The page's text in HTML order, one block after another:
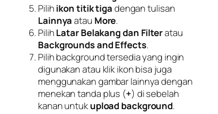
Pilihikon titik tigadengan tulisan
Lainnyaatau More.
PilihLatar Belakang dan Filteratau
Backgrounds and Effects.
Pilih background tersedia yang ingin
digunakan atau klik ikon bisa juga
menggunakan gambar lainnya dengan
menekan tanda plus (+) di sebelah
kanan untukupload background.